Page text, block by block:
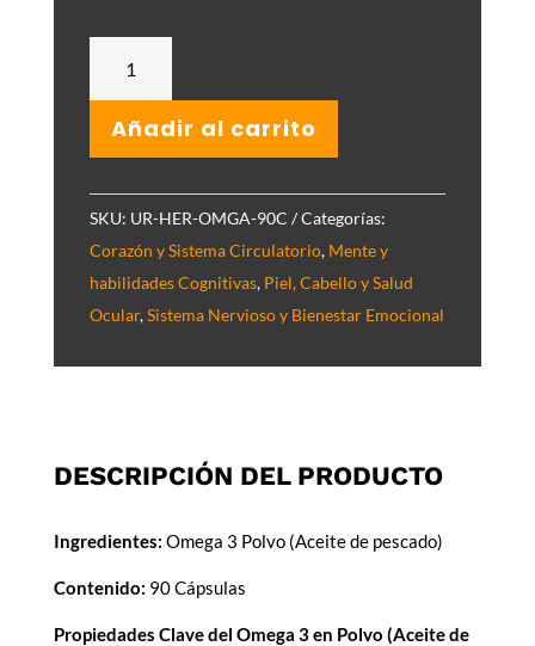
cantidad
Añadir al carrito
SKU: UR-HER-OMGA-90C
Categorías:
Corazón y Sistema Circulatorio, Mente y
habilidades Cognitivas, Piel, Cabello y Salud
Ocular,Sistema Nervioso y Bienestar Emocional
DESCRIPCIÓN DEL PRODUCTO
Ingredientes: Omega 3 Polvo (Aceite de pescado)
Contenido: 90 Cápsulas
Propiedades Clave del Omega 3 en Polvo (Aceite de